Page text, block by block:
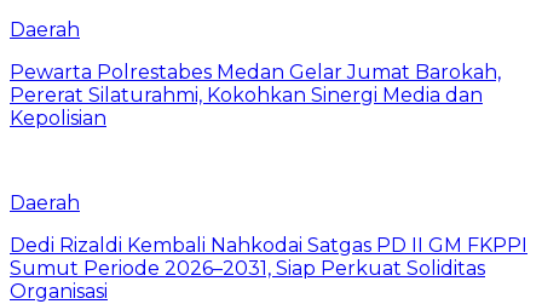
Daerah
Pewarta Polrestabes Medan Gelar Jumat Barokah,
Pererat Silaturahmi, Kokohkan Sinergi Media dan
Kepolisian
Daerah
Dedi Rizaldi Kembali Nahkodai Satgas PD II GM FKPPI
Sumut Periode 2026–2031, Siap Perkuat Soliditas
Organisasi